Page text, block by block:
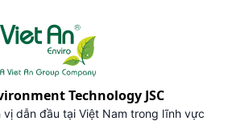
Technology JSC
vị dẫn đầu tại Việt Nam trong lĩnh vực